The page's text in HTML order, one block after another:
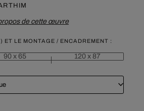
de cette œuvre
ET LE MONTAGE / ENCADREMENT :
90 x 65 120 x 87